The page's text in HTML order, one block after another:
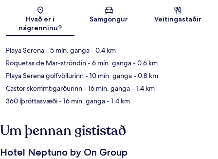
Hvað er í
nágrenninu?
Samgöngur Veitingastaðir
Playa Serena- 5 mín. ganga- 0.4 km
Roquetas de Mar-ströndin- 6 mín. ganga- 0.6 km
Playa Serena golfvöllurinn- 10 mín. ganga- 0.8 km
Castor skemmtigarðurinn- 16 mín. ganga- 1.4 km
360 íþróttasvæði- 16 mín. ganga- 1.4 km
Um þennan gististað
Hotel Neptuno by On Group